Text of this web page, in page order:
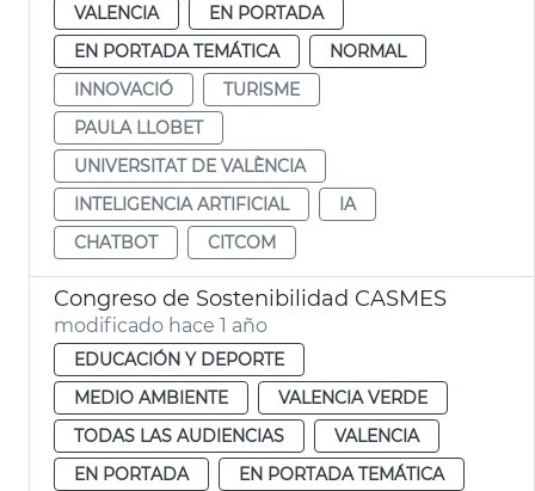
VALENCIA
EN PORTADA
EN PORTADA TEMÁTICA
NORMAL
INNOVACIÓ
TURISME
PAULA LLOBET
UNIVERSITAT DE VALÈNCIA
INTELIGENCIA ARTIFICIAL
IA
CHATBOT
CITCOM
Congreso de Sostenibilidad CASMES
modificado hace 1 año
EDUCACIÓN Y DEPORTE
MEDIO AMBIENTE
VALENCIA VERDE
TODAS LAS AUDIENCIAS
VALENCIA
EN PORTADA
EN PORTADA TEMÁTICA